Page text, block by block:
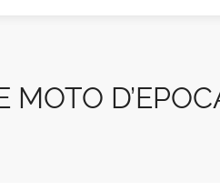
MOTO